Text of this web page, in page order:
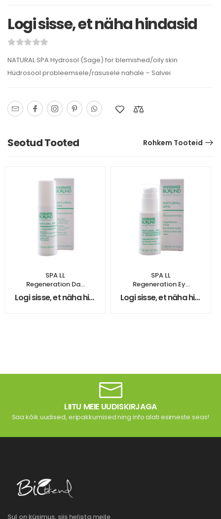
Logi sisse, et näha hindasid
NATURAL SPA Hydrosol (Sage) for blemished/oily skin
Hüdrosool probleemsele/rasusele nahale – Salvei
Seotud Tooted Rohkem Tooteid
SPA LL
Regeneration Day
Cream
Logi sisse, et näha hindasid
SPA LL
Regeneration Eye
Wrinkle Cream
Logi sisse, et näha hindasid
LIITU MEIE UUDISKIRJAGA
Saa kõik uudised, eripakkumised ning info alati esimeste seas!
Sul on küsimus, siis helista meile